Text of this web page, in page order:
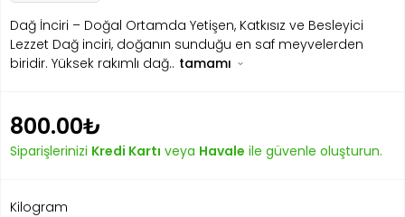
Dağ İnciri – Doğal Ortamda Yetişen, Katkısız ve Besleyici
Lezzet Dağ inciri, doğanın sunduğu en saf meyvelerden
biridir. Yüksek rakımlı dağ.. tamamı
800.00₺
Siparişlerinizi Kredi Kartı veya Havale ile güvenle oluşturun.
Kilogram